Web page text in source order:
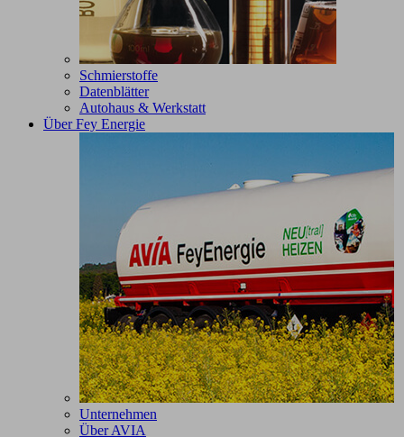
Schmierstoffe
Datenblätter
Autohaus & Werkstatt
Über Fey Energie
Unternehmen
Über AVIA